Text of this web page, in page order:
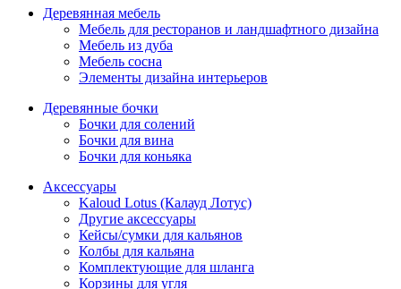
Деревянная мебель
Мебель для ресторанов и ландшафтного дизайна
Мебель из дуба
Мебель сосна
Элементы дизайна интерьеров
Деревянные бочки
Бочки для солений
Бочки для вина
Бочки для коньяка
Аксессуары
Kaloud Lotus (Калауд Лотус)
Другие аксессуары
Кейсы/сумки для кальянов
Колбы для кальяна
Комплектующие для шланга
Корзины для угля